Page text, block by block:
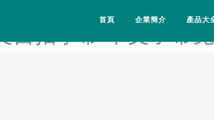
伦-中文字幕91爱
首頁 企業簡介 產品大